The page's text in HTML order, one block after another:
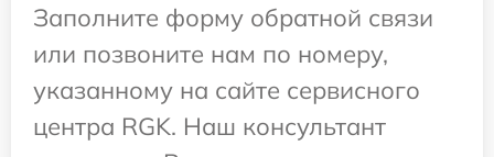
Заполните форму обратной связи
или позвоните нам по номеру,
указанному на сайте сервисного
центра RGK. Наш консультант